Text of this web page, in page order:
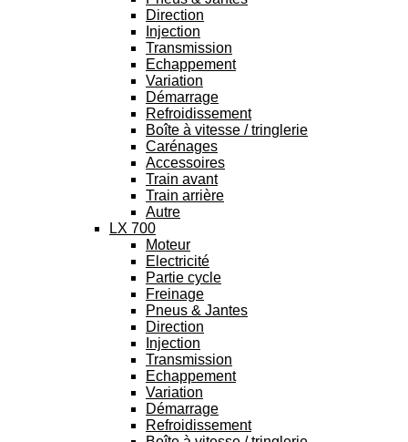
Direction
Injection
Transmission
Echappement
Variation
Démarrage
Refroidissement
Boîte à vitesse / tringlerie
Carénages
Accessoires
Train avant
Train arrière
Autre
LX 700
Moteur
Electricité
Partie cycle
Freinage
Pneus & Jantes
Direction
Injection
Transmission
Echappement
Variation
Démarrage
Refroidissement